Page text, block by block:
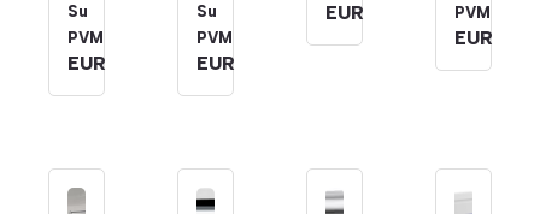
Su
PVM
EUR
Su
PVM
EUR
EUR
PVM
EUR